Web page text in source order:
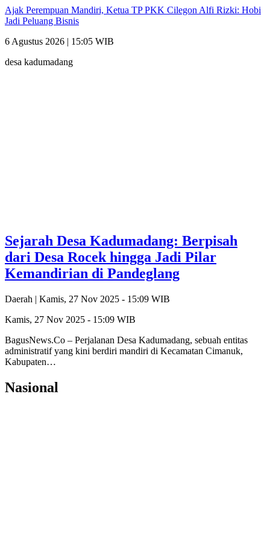
Ajak Perempuan Mandiri, Ketua TP PKK Cilegon Alfi Rizki: Hobi
Jadi Peluang Bisnis
6 Agustus 2026 | 15:05 WIB
desa kadumadang
Sejarah Desa Kadumadang: Berpisah
dari Desa Rocek hingga Jadi Pilar
Kemandirian di Pandeglang
Daerah | Kamis, 27 Nov 2025 - 15:09 WIB
Kamis, 27 Nov 2025 - 15:09 WIB
BagusNews.Co – Perjalanan Desa Kadumadang, sebuah entitas
administratif yang kini berdiri mandiri di Kecamatan Cimanuk,
Kabupaten…
Nasional